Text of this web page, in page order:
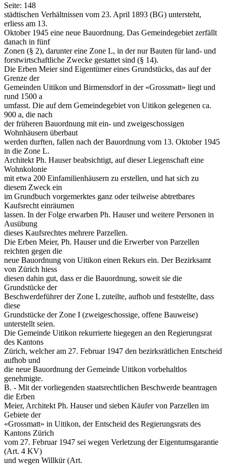
Seite: 148
städtischen Verhältnissen vom 23. April 1893 (BG) untersteht,
erliess am 13.
Oktober 1945 eine neue Bauordnung. Das Gemeindegebiet zerfällt
danach in fünf
Zonen (§ 2), darunter eine Zone L, in der nur Bauten für land- und
forstwirtschaftliche Zwecke gestattet sind (§ 14).
Die Erben Meier sind Eigentümer eines Grundstücks, das auf der
Grenze der
Gemeinden Uitikon und Birmensdorf in der «Grossmatt» liegt und
rund 1500 a
umfasst. Die auf dem Gemeindegebiet von Uitikon gelegenen ca.
900 a, die nach
der früheren Bauordnung mit ein- und zweigeschossigen
Wohnhäusern überbaut
werden durften, fallen nach der Bauordnung vom 13. Oktober 1945
in die Zone L.
Architekt Ph. Hauser beabsichtigt, auf dieser Liegenschaft eine
Wohnkolonie
mit etwa 200 Einfamilienhäusern zu erstellen, und hat sich zu
diesem Zweck ein
im Grundbuch vorgemerktes ganz oder teilweise abtretbares
Kaufsrecht einräumen
lassen. In der Folge erwarben Ph. Hauser und weitere Personen in
Ausübung
dieses Kaufsrechtes mehrere Parzellen.
Die Erben Meier, Ph. Hauser und die Erwerber von Parzellen
reichten gegen die
neue Bauordnung von Uitikon einen Rekurs ein. Der Bezirksamt
von Zürich hiess
diesen dahin gut, dass er die Bauordnung, soweit sie die
Grundstücke der
Beschwerdeführer der Zone L zuteilte, aufhob und feststellte, dass
diese
Grundstücke der Zone I (zweigeschossige, offene Bauweise)
unterstellt seien.
Die Gemeinde Uitikon rekurrierte hiegegen an den Regierungsrat
des Kantons
Zürich, welcher am 27. Februar 1947 den bezirksrätlichen Entscheid
aufhob und
die neue Bauordnung der Gemeinde Uitikon vorbehaltlos
genehmigte.
B. - Mit der vorliegenden staatsrechtlichen Beschwerde beantragen
die Erben
Meier, Architekt Ph. Hauser und sieben Käufer von Parzellen im
Gebiete der
«Grossmatt» in Uitikon, der Entscheid des Regierungsrats des
Kantons Zürich
vom 27. Februar 1947 sei wegen Verletzung der Eigentumsgarantie
(Art. 4 KV)
und wegen Willkür (Art.